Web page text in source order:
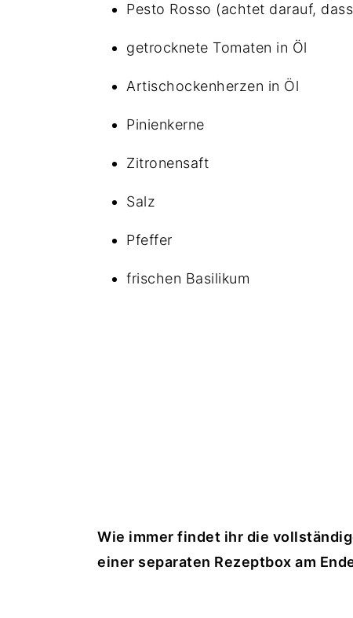
Pesto Rosso (achtet darauf,
getrocknete Tomaten in Öl
Artischockenherzen in Öl
Pinienkerne
Zitronensaft
Salz
Pfeffer
frischen Basilikum
Wie immer findet ihr die
einer separaten Rezeptbox am